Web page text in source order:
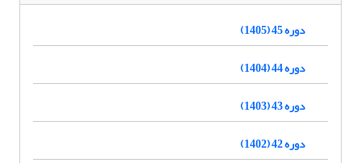
دوره 45 (1405)
دوره 44 (1404)
دوره 43 (1403)
دوره 42 (1402)